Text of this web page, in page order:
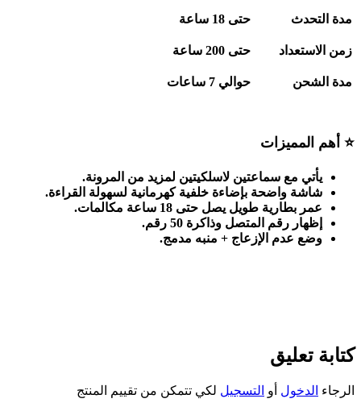
مدة التحدث حتى 18 ساعة
زمن الاستعداد حتى 200 ساعة
مدة الشحن حوالي 7 ساعات
⭐ أهم المميزات
يأتي مع سماعتين لاسلكيتين لمزيد من المرونة.
شاشة واضحة بإضاءة خلفية كهرمانية لسهولة القراءة.
عمر بطارية طويل يصل حتى 18 ساعة مكالمات
.
إظهار رقم المتصل وذاكرة 50 رقم
.
وضع عدم الإزعاج + منبه مدمج.
كتابة تعليق
الرجاء الدخول أو التسجيل لكي تتمكن من تقييم المنتج